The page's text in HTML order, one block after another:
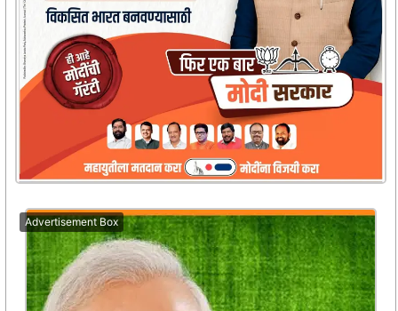
Advertisement Box